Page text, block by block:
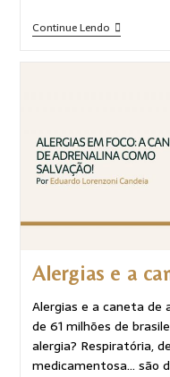
Continue Lendo
Alergias e a
Alergias e a caneta de
de 61 milhões de
alergia? Respiratória,
medicamentosa… são